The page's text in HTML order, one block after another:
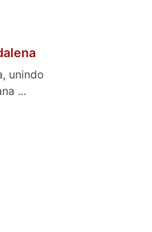
unindo
...